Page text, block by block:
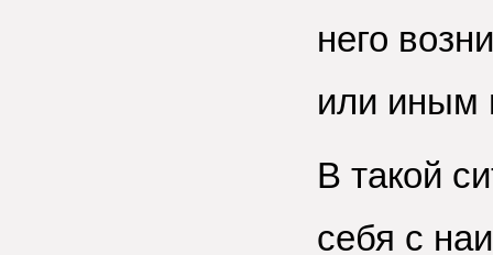
него
или иным
В такой
себя с